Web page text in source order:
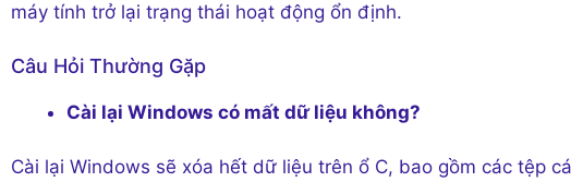
máy tính trở lại trạng thái hoạt động ổn định.
Câu Hỏi Thường Gặp
Cài lại Windows có mất dữ liệu không?
Cài lại Windows sẽ xóa hết dữ liệu trên ổ C, bao gồm các tệp